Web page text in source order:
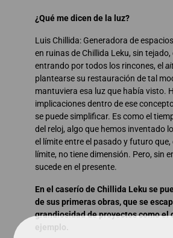
¿Qué me dicen de la luz?
Luis Chillida: Generadora de
en ruinas de Chillida Leku, sin tejado,
entrando por todos los rincones, el
plantearse su restauración de tal
mantuviera esa luz que había visto.
implicaciones dentro de ese
se puede simplificar. Es como el
del reloj, algo que hemos inventado
el límite entre el pasado y futuro
límite, no tiene dimensión. Pero, sin
sucede en el presente.
En el caserío de Chillida Leku se
de sus primeras obras, que se
grandiosidad de proyectos como el
ejemplo.